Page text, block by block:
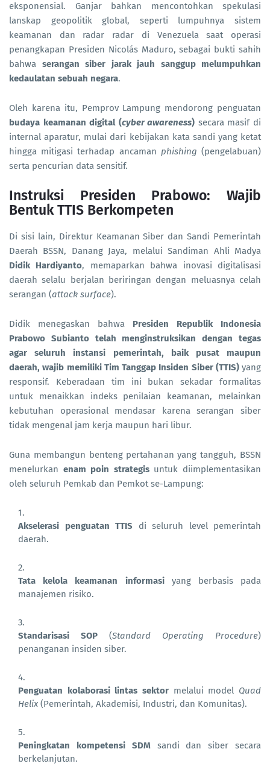
eksponensial. Ganjar bahkan mencontohkan spekulasi
lanskap geopolitik global, seperti lumpuhnya sistem
keamanan dan radar radar di Venezuela saat operasi
penangkapan Presiden Nicolás Maduro, sebagai bukti sahih
bahwa serangan siber jarak jauh sanggup melumpuhkan
kedaulatan sebuah negara.
Oleh karena itu, Pemprov Lampung mendorong penguatan
budaya keamanan digital (cyber awareness) secara masif di
internal aparatur, mulai dari kebijakan kata sandi yang ketat
hingga mitigasi terhadap ancaman phishing (pengelabuan)
serta pencurian data sensitif.
Instruksi Presiden Prabowo: Wajib
Bentuk TTIS Berkompeten
Di sisi lain, Direktur Keamanan Siber dan Sandi Pemerintah
Daerah BSSN, Danang Jaya, melalui Sandiman Ahli Madya
Didik Hardiyanto, memaparkan bahwa inovasi digitalisasi
daerah selalu berjalan beriringan dengan meluasnya celah
serangan (attack surface).
Didik menegaskan bahwa Presiden Republik Indonesia
Prabowo Subianto telah menginstruksikan dengan tegas
agar seluruh instansi pemerintah, baik pusat maupun
daerah, wajib memiliki Tim Tanggap Insiden Siber (TTIS)yang
responsif. Keberadaan tim ini bukan sekadar formalitas
untuk menaikkan indeks penilaian keamanan, melainkan
kebutuhan operasional mendasar karena serangan siber
tidak mengenal jam kerja maupun hari libur.
Guna membangun benteng pertahanan yang tangguh, BSSN
menelurkan enam poin strategisuntuk diimplementasikan
oleh seluruh Pemkab dan Pemkot se-Lampung:
Akselerasi penguatan TTIS di seluruh level pemerintah
daerah.
Tata kelola keamanan informasiyang berbasis pada
manajemen risiko.
Standarisasi SOP (Standard Operating Procedure)
penanganan insiden siber.
Penguatan kolaborasi lintas sektor melalui model Quad
Helix (Pemerintah, Akademisi, Industri, dan Komunitas).
Peningkatan kompetensi SDMsandi dan siber secara
berkelanjutan.